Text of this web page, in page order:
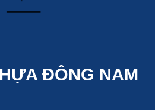
ĐÔNG NAM